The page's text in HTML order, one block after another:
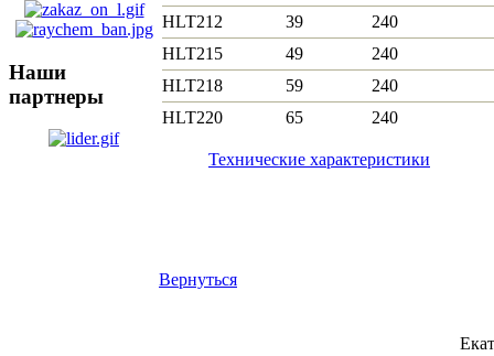
Наши
партнеры
HLT212
39
240
HLT215
49
240
HLT218
59
240
HLT220
65 240
Технические характеристики
Вернуться